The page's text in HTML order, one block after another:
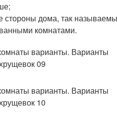
дома, так
комнатами.